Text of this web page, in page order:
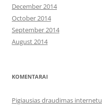
December 2014
October 2014
September 2014
August 2014
KOMENTARAI
Pigiausias draudimas internetu